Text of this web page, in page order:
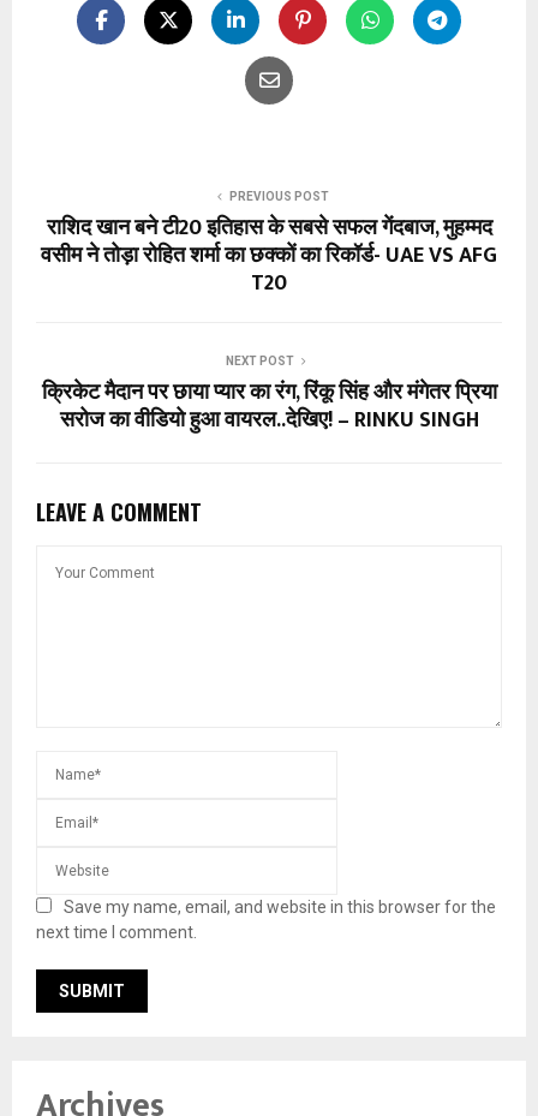
PREVIOUS POST
राशिद खान बने टी20 इतिहास के सबसे सफल गेंदबाज, मुहम्मद
वसीम ने तोड़ा रोहित शर्मा का छक्कों का रिकॉर्ड- UAE VS AFG
T20
NEXT POST
क्रिकेट मैदान पर छाया प्यार का रंग, रिंकू सिंह और मंगेतर प्रिया
सरोज का वीडियो हुआ वायरल..देखिए! – RINKU SINGH
LEAVE A COMMENT
Save my name, email, and website in this browser for the
next time I comment.